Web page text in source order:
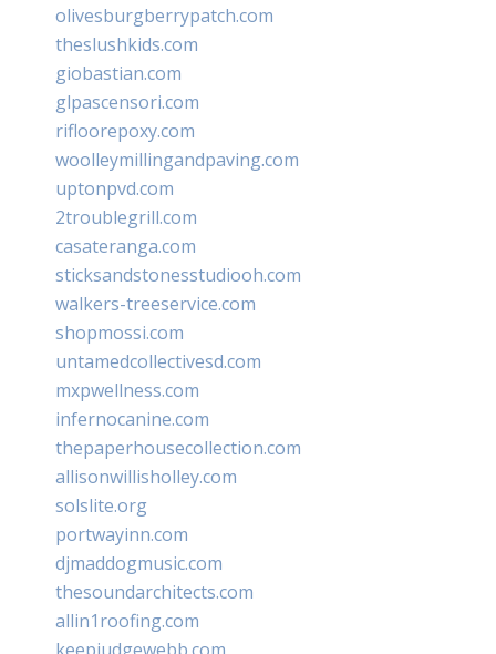
olivesburgberrypatch.com
theslushkids.com
giobastian.com
glpascensori.com
rifloorepoxy.com
woolleymillingandpaving.com
uptonpvd.com
2troublegrill.com
casateranga.com
sticksandstonesstudiooh.com
walkers-treeservice.com
shopmossi.com
untamedcollectivesd.com
mxpwellness.com
infernocanine.com
thepaperhousecollection.com
allisonwillisholley.com
solslite.org
portwayinn.com
djmaddogmusic.com
thesoundarchitects.com
allin1roofing.com